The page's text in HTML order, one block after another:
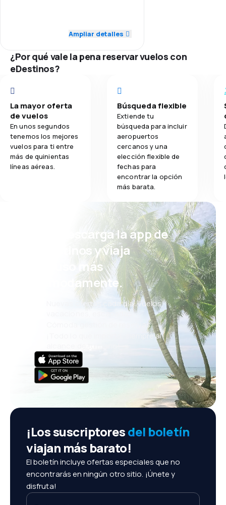
Comodidad de viaje
5.0
Comidas 5.0
Ampliar detalles
¿Por qué vale la pena reservar vuelos con
eDestinos?
La mayor oferta
de vuelos
En unos segundos
tenemos los mejores
vuelos para ti entre
más de quinientas
líneas aéreas.
Búsqueda flexible
Extiende tu
búsqueda para incluir
aeropuertos
cercanos y una
elección flexible de
fechas para
encontrar la opción
más barata.
¡Eh! Descarga la app de
eDestinos y viaja
incluso más
cómodamente.
Nuevas ofertas cada día: vuelos,
vacaciones, escapadas
Cómoda gestión de reservas
¡Todo lo que importa, siempre al
¡Los suscriptoresdel boletín
viajan más barato!
El boletín incluye ofertas especiales que no
encontrarás en ningún otro sitio. ¡Únete y
disfruta!
Tu dirección de email